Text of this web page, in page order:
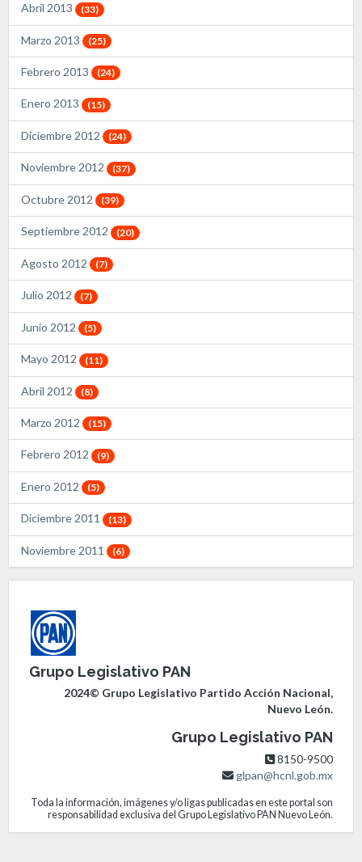
Abril 2013 (33)
Marzo 2013 (25)
Febrero 2013 (24)
Enero 2013 (15)
Diciembre 2012 (24)
Noviembre 2012 (37)
Octubre 2012 (39)
Septiembre 2012 (20)
Agosto 2012 (7)
Julio 2012 (7)
Junio 2012 (5)
Mayo 2012 (11)
Abril 2012 (8)
Marzo 2012 (15)
Febrero 2012 (9)
Enero 2012 (5)
Diciembre 2011 (13)
Noviembre 2011 (6)
Grupo Legislativo PAN
2024© Grupo Legislativo Partido Acción Nacional,
Nuevo León.
Grupo Legislativo PAN
8150-9500
glpan@hcnl.gob.mx
Toda la información, imágenes y/o ligas publicadas en este portal son
responsabilidad exclusiva del Grupo Legislativo PAN Nuevo León.